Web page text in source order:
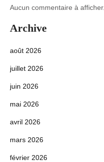
Aucun commentaire à afficher.
Archive
août 2026
juillet 2026
juin 2026
mai 2026
avril 2026
mars 2026
février 2026